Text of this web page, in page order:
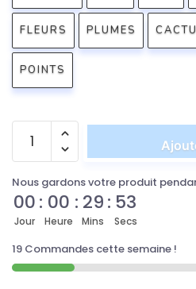
FLEURS PLUMES
POINTS
Nous gardons votre produit
00
Jour
: 00
Heure
: 29
Mins
: 53
Secs
19 Commandes cette semaine !